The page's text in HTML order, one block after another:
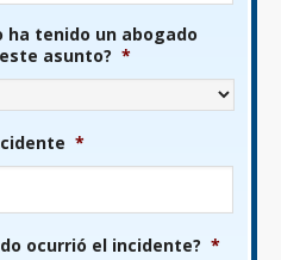
ha tenido un abogado
asunto? *
*
ocurrió el incidente? *